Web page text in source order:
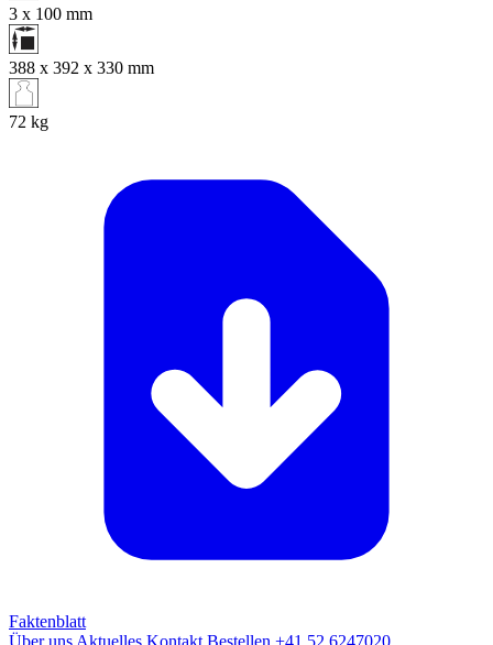
3 x 100 mm
388 x 392 x 330 mm
72 kg
Faktenblatt
Über uns Aktuelles Kontakt Bestellen +41 52 6247020